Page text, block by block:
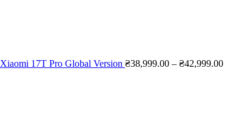
Xiaomi 17T Pro Global Version ₴38,999.00 – ₴42,999.00